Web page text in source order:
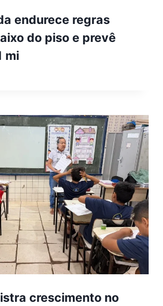
endurece regras
do piso e prevê
mi
crescimento no